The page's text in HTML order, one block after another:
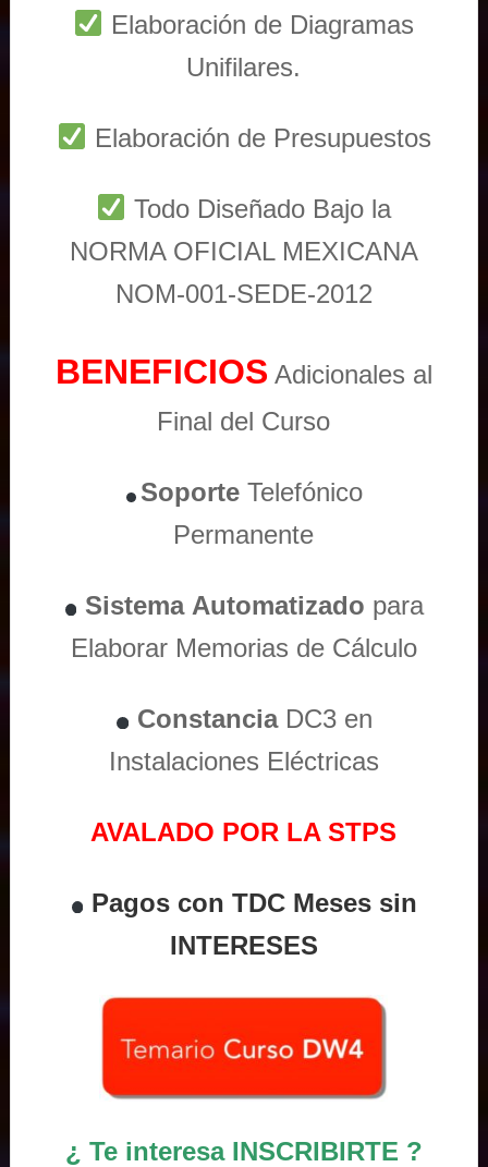
Elaboración de Diagramas
Unifilares.
Elaboración de Presupuestos
Todo Diseñado Bajo la
NORMA OFICIAL MEXICANA
NOM-001-SEDE-2012
BENEFICIOS Adicionales al
Final del Curso
Soporte Telefónico
Permanente
Sistema Automatizado para
Elaborar Memorias de Cálculo
ConstanciaDC3 en
Instalaciones Eléctricas
AVALADO POR LA STPS
Pagos con TDC Meses sin
INTERESES
¿ Te interesa INSCRIBIRTE ?